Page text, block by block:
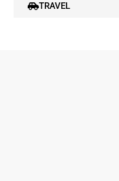
TRAVEL